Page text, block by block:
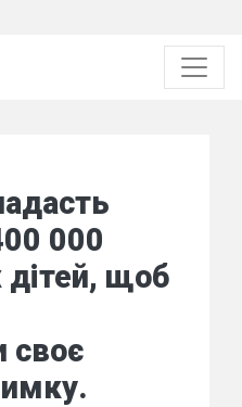
000
дітей, щоб
своє